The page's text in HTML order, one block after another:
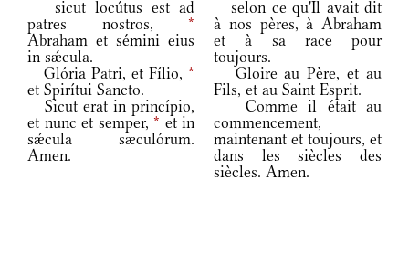
sicut locútus est ad
patres nostros, *
Abraham et sémini eius
in sǽcula.
selon ce qu'Il avait dit
à nos pères, à Abraham
et à sa race pour
toujours.
Glória Patri, et Fílio, *
et Spirítui Sancto.
Gloire au Père, et au
Fils, et au Saint Esprit.
Sicut erat in princípio,
et nunc et semper, * et in
sǽcula sæculórum.
Amen.
Comme il était au
commencement,
maintenant et toujours, et
dans les siècles des
siècles. Amen.